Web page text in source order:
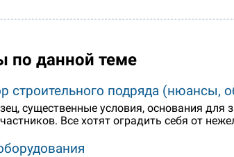
по данной теме
строительного подряда (нюансы,
существенные условия, основания для
Все хотят оградить себя от